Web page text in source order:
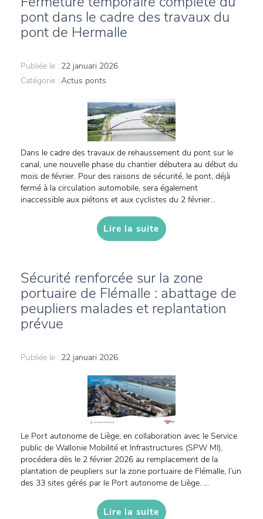
pont dans le cadre des travaux du
pont de Hermalle
Publiée le : 22 januari 2026
Catégorie : Actus ponts
Dans le cadre des travaux de rehaussement du pont sur le
canal, une nouvelle phase du chantier débutera au début du
mois de février. Pour des raisons de sécurité, le pont, déjà
fermé à la circulation automobile, sera également
inaccessible aux piétons et aux cyclistes du 2 février...
Lire la suite
Sécurité renforcée sur la zone
portuaire de Flémalle : abattage de
peupliers malades et replantation
prévue
Publiée le : 22 januari 2026
Le Port autonome de Liège, en collaboration avec le Service
public de Wallonie Mobilité et Infrastructures (SPW MI),
procédera dès le 2 février 2026 au remplacement de la
plantation de peupliers sur la zone portuaire de Flémalle, l’un
des 33 sites gérés par le Port autonome de Liège. ...
Lire la suite